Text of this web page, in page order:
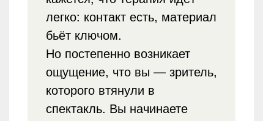
легко: контакт есть, материал
бьёт ключом.
Но постепенно возникает
ощущение, что вы — зритель,
которого втянули в
спектакль. Вы начинаете